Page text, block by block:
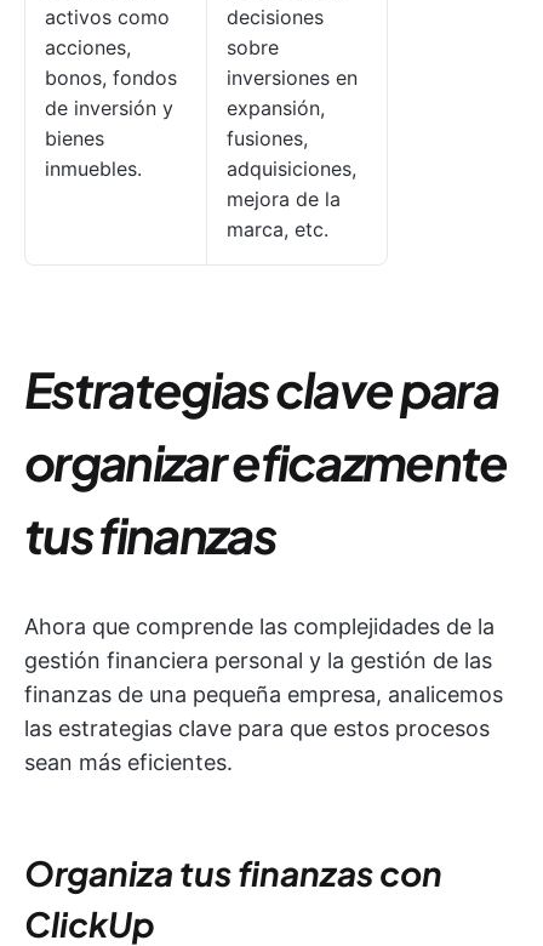
activos como
acciones,
bonos, fondos
de inversión y
bienes
inmuebles.
decisiones
sobre
inversiones en
expansión,
fusiones,
adquisiciones,
mejora de la
marca, etc.
Estrategias clave para
organizar eficazmente
tus finanzas
Ahora que comprende las complejidades de la
gestión financiera personal y la gestión de las
finanzas de una pequeña empresa, analicemos
las estrategias clave para que estos procesos
sean más eficientes.
Organiza tus finanzas con
ClickUp